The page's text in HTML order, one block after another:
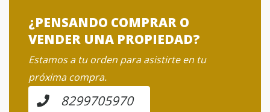
¿PENSANDO COMPRAR O
VENDER UNA PROPIEDAD?
Estamos a tu orden para asistirte en tu
próxima compra.
8299705970